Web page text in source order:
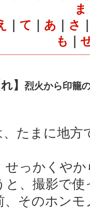
ま
て あ さ
も
れ】 烈火から印籠
、たまに地
せっかくや
と、撮影で
、そのホン